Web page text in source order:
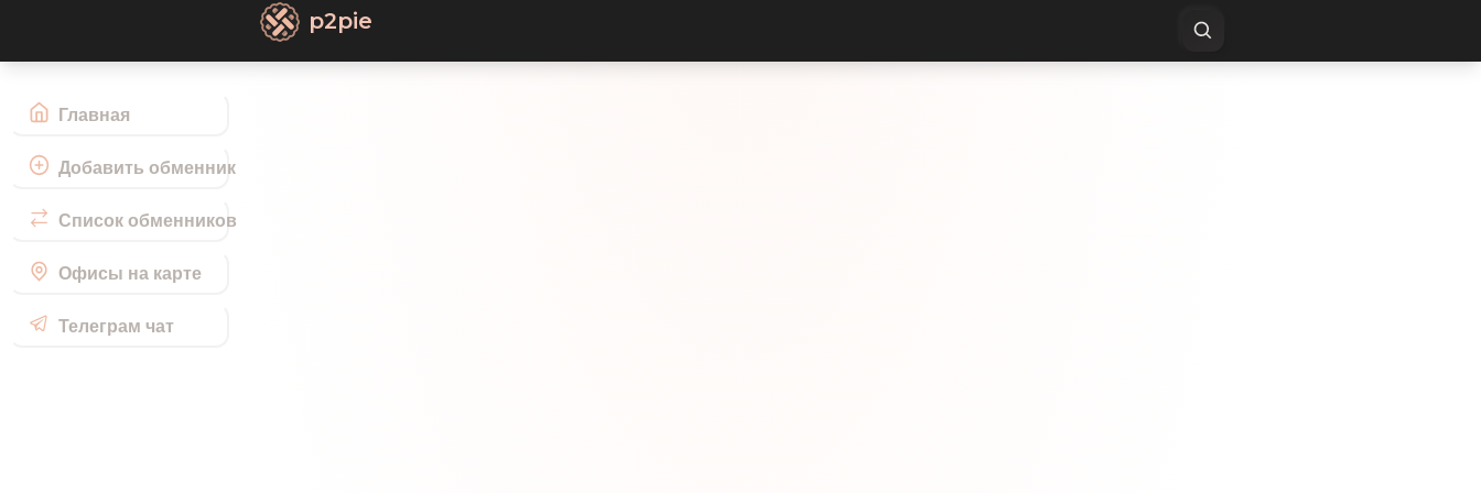
Главная
Добавить обменник
Список обменников
Офисы на карте
Телеграм чат
p2pie